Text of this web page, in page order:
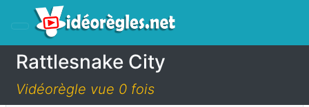
Rattlesnake City
Vidéorègle vue 0 fois